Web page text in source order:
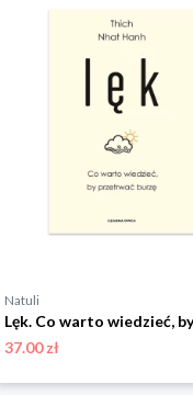
Natuli
37.00 zł